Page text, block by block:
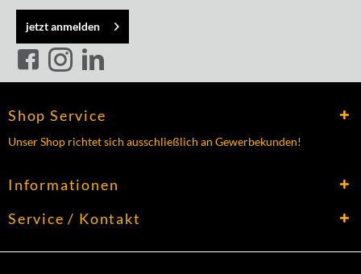
jetzt anmelden
Shop Service
Unser Shop richtet sich ausschließlich an Gewerbekunden!
Informationen
Service / Kontakt